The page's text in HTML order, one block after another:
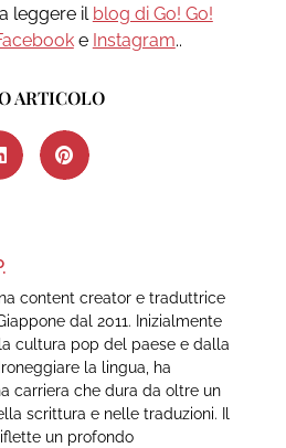
leggere il blog di Go! Go!
e Instagram..
ARTICOLO
content creator e traduttrice
dal 2011. Inizialmente
cultura pop del paese e dalla
la lingua, ha
carriera che dura da oltre un
scrittura e nelle traduzioni. Il
un profondo